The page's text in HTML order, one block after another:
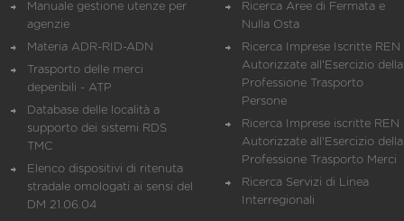
Manuale gestione utenze per
agenzie
Materia ADR-RID-ADN
Trasporto delle merci
deperibili - ATP
Database delle località a
supporto dei sistemi RDS
TMC
Elenco dispositivi di ritenuta
stradale omologati ai sensi del
DM 21.06.04
Ricerca Aree di Fermata e
Nulla Osta
Ricerca Imprese Iscritte REN
Autorizzate all'Esercizio della
Professione Trasporto
Persone
Ricerca Imprese iscritte REN
Autorizzate all'Esercizio della
Professione Trasporto Merci
Ricerca Servizi di Linea
Interregionali